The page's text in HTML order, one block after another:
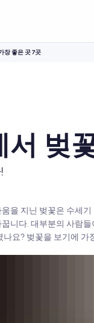
장 좋은 곳 7곳
서 벚
을 지닌 벚꽃은 수세
니다. 대부분의 사람
요? 벚꽃을 보기에